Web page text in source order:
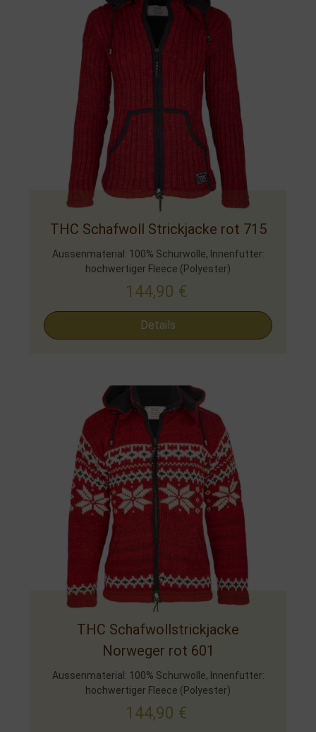
THC Schafwoll Strickjacke rot 715
Aussenmaterial: 100% Schurwolle, Innenfutter:
hochwertiger Fleece (Polyester)
144,90 €
Details
THC Schafwollstrickjacke
Norweger rot 601
Aussenmaterial: 100% Schurwolle, Innenfutter:
hochwertiger Fleece (Polyester)
144,90 €